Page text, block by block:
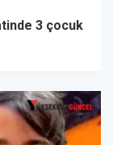
3 çocuk